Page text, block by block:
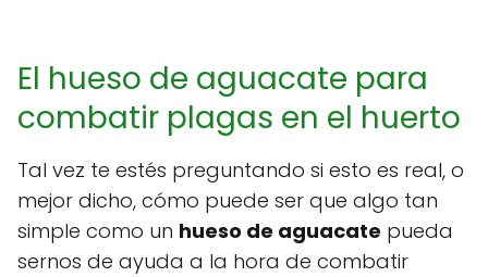
El hueso de aguacate para
combatir plagas en el huerto
Tal vez te estés preguntando si esto es real, o
mejor dicho, cómo puede ser que algo tan
simple como un hueso de aguacate pueda
sernos de ayuda a la hora de combatir